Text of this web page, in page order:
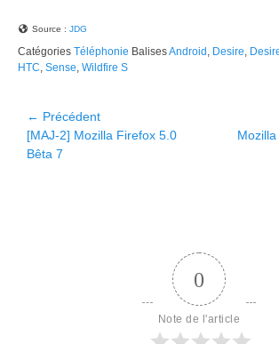
Source : JDG
Catégories Téléphonie BalisesAndroid , Desire,
HTC, Sense, Wildfire S
Navigation
de
l’article
← Précédent
Article
précédent :
[MAJ-2] Mozilla Firefox 5.0
Bêta 7
0
Note de l'article